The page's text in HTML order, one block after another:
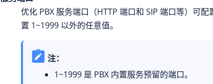
优化 PBX 服务端口（HTTP 端口和 SIP 端口等）可
置 1~1999 以外的任意值。
注：
1~1999 是 PBX 内置服务预留的端口。